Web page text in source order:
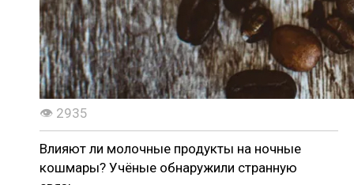
👁 2935
Влияют ли молочные продукты на ночные
кошмары? Учёные обнаружили странную